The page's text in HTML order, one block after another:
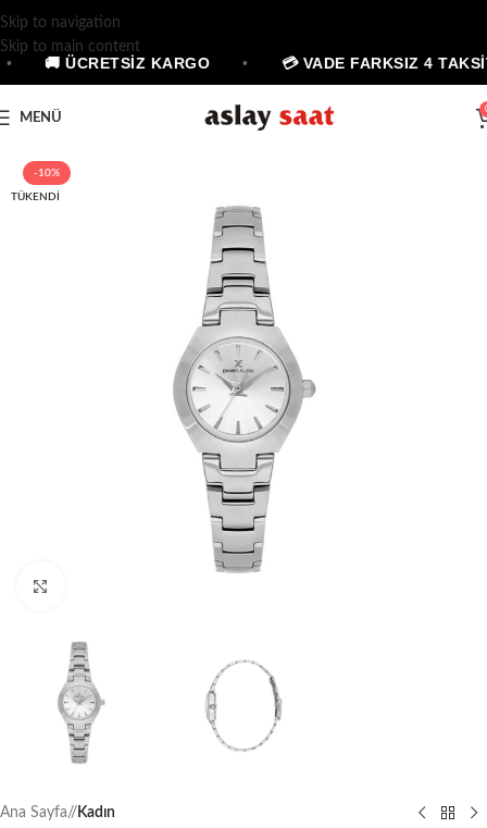
Skip to navigation
Skip to main content
🚚 ÜCRETSİZ KARGO 💳 VADE FARKSIZ 4
MENÜ
-10%
TÜKENDI
Ana Sayfa/ Kadın